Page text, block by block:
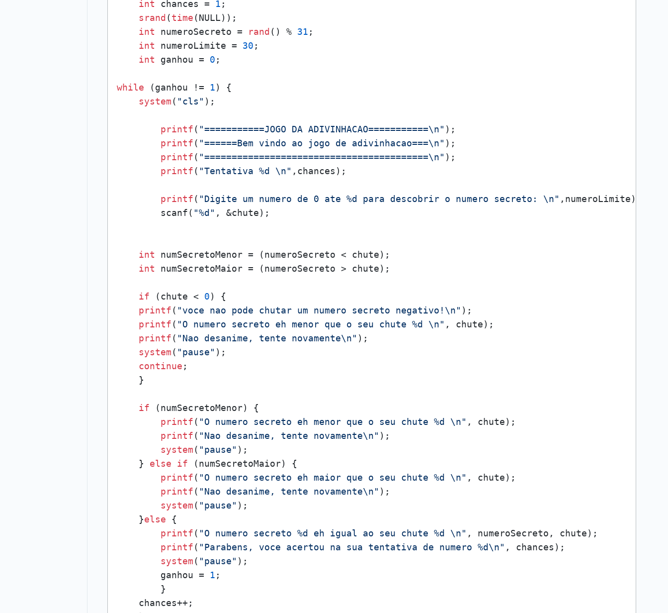
int chances = 1 ;
srand (time(NULL));
int numeroSecreto = rand () % 31 ;
int numeroLimite = 30 ;
int ganhou = 0 ;
while (ganhou != 1) {
system( "cls" );
printf( "===========JOGO DA ADIVINHACAO===========\n" );
printf( "======Bem vindo ao jogo de adivinhacao===\n" );
printf( "=========================================\n" );
printf( "Tentativa %d \n" ,chances);
printf( "Digite um numero de 0 ate %d para descobrir o numero secreto: \n" ,numeroLimite);
        scanf(
"%d" , &chute);
int numSecretoMenor = (numeroSecreto < chute);
int numSecretoMaior = (numeroSecreto > chute);
if (chute < 0) {
printf( "voce nao pode chutar um numero secreto negativo!\n" );
printf( "O numero secreto eh menor que o seu chute %d \n" , chute);
printf( "Nao desanime, tente novamente\n" );
system( "pause" );
continue ;
    }
if (numSecretoMenor) {
printf( "O numero secreto eh menor que o seu chute %d \n" , chute);
printf( "Nao desanime, tente novamente\n" );
system( "pause" );
    }
else if (numSecretoMaior) {
printf( "O numero secreto eh maior que o seu chute %d \n" , chute);
printf( "Nao desanime, tente novamente\n" );
system( "pause" );
    }
else {
printf( "O numero secreto %d eh igual ao seu chute %d \n" , numeroSecreto, chute);
printf( "Parabens, voce acertou na sua tentativa de numero %d\n" , chances);
system( "pause" );
        ganhou =
1 ;
        }
    chances++;